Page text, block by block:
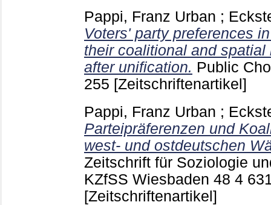
Pappi, Franz Urban ;
Voters' party preferences
their coalitional and
after unification. Public
255 [Zeitschriftenartikel]
Pappi, Franz Urban ;
Parteipräferenzen und
west- und ostdeutschen
Zeitschrift für Soziologie
KZfSS Wiesbaden 48 4
[Zeitschriftenartikel]